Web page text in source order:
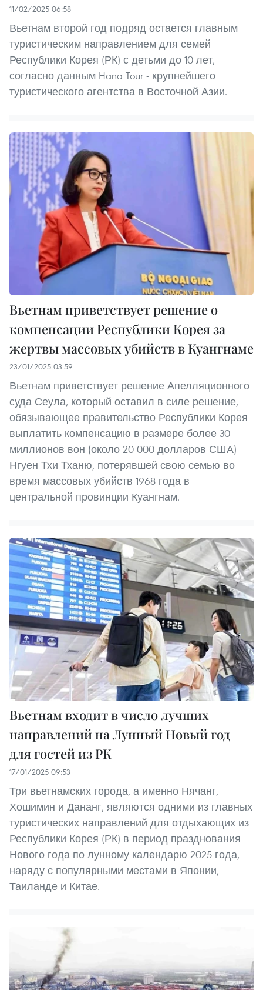
11/02/2025 06:58
Вьетнам второй год подряд остается главным
туристическим направлением для семей
Республики Корея (РК) с детьми до 10 лет,
согласно данным Hana Tour - крупнейшего
туристического агентства в Восточной Азии.
Вьетнам приветствует решение о
компенсации Республики Корея за
жертвы массовых убийств в Куангнаме
23/01/2025 03:59
Вьетнам приветствует решение Апелляционного
суда Сеула, который оставил в силе решение,
обязывающее правительство Республики Корея
выплатить компенсацию в размере более 30
миллионов вон (около 20 000 долларов США)
Нгуен Тхи Тханю, потерявшей свою семью во
время массовых убийств 1968 года в
центральной провинции Куангнам.
Вьетнам входит в число лучших
направлений на Лунный Новый год
для гостей из РК
17/01/2025 09:53
Три вьетнамских города, а именно Нячанг,
Хошимин и Дананг, являются одними из главных
туристических направлений для отдыхающих из
Республики Корея (РК) в период празднования
Нового года по лунному календарю 2025 года,
наряду с популярными местами в Японии,
Таиланде и Китае.